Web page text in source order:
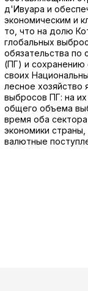
д'Ивуара и
экономическим и
то, что на долю
глобальных
обязательства по
(ПГ) и сохранению
своих
лесное хозяйство
выбросов ПГ: на
общего объема
время оба
экономики
валютные